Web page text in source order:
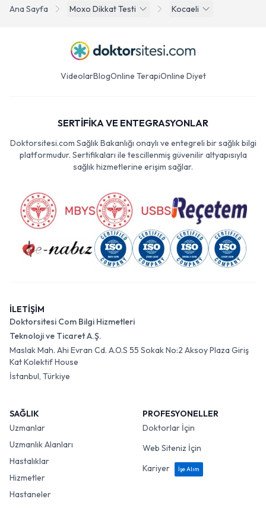
Ana Sayfa Moxo Dikkat Testi Kocaeli
VideolarBlogOnline TerapiOnline Diyet
SERTİFİKA VE ENTEGRASYONLAR
Doktorsitesi.com Sağlık Bakanlığı onaylı ve entegreli bir sağlık bilgi
platformudur. Sertifikaları ile tescillenmiş güvenilir altyapısıyla
sağlık hizmetlerine erişim sağlar.
İLETİŞİM
Doktorsitesi Com Bilgi Hizmetleri
Teknoloji ve Ticaret A.Ş.
Maslak Mah. Ahi Evran Cd. A.O.S 55 Sokak No:2 Aksoy Plaza Giriş
Kat Kolektif House
İstanbul, Türkiye
SAĞLIK
Uzmanlar
Uzmanlık Alanları
Hastalıklar
Hizmetler
Hastaneler
PROFESYONELLER
Doktorlar İçin
Web Siteniz İçin
Kariyer
İşe Alım